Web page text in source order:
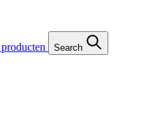
producten Search